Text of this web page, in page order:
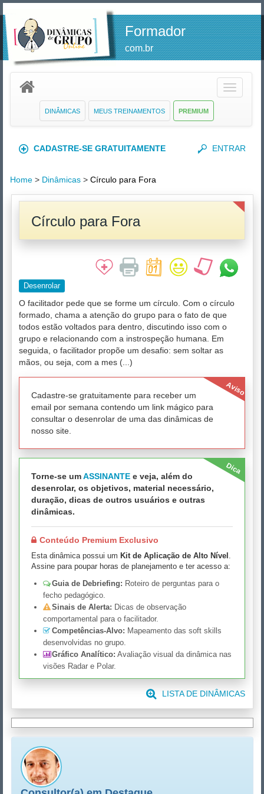
Formador
com.br
Toggle
PREMIUM
MEUS TREINAMENTOS
DINÂMICAS
CADASTRE-SE GRATUITAMENTE ENTRAR
Home > Dinâmicas > Círculo para Fora
Círculo para Fora
Desenrolar
O facilitador pede que se forme um círculo. Com o círculo
formado, chama a atenção do grupo para o fato de que
todos estão voltados para dentro, discutindo isso com o
grupo e relacionando com a instrospeção humana. Em
seguida, o facilitador propõe um desafio: sem soltar as
mãos, ou seja, com a mes (...)
Aviso
Cadastre-se gratuitamente para receber um
email por semana contendo um link mágico para
consultar o desenrolar de uma das dinâmicas de
nosso site.
Dica
Torne-se umASSINANTE e veja, além do
desenrolar, os objetivos, material necessário,
duração, dicas de outros usuários e outras
dinâmicas.
Conteúdo Premium Exclusivo
Esta dinâmica possui um Kit de Aplicação de Alto Nível .
Assine para poupar horas de planejamento e ter acesso a:
Guia de Debriefing: Roteiro de perguntas para o
fecho pedagógico.
Sinais de Alerta: Dicas de observação
comportamental para o facilitador.
Competências-Alvo: Mapeamento das soft skills
desenvolvidas no grupo.
Gráfico Analítico: Avaliação visual da dinâmica nas
visões Radar e Polar.
LISTA DE DINÂMICAS